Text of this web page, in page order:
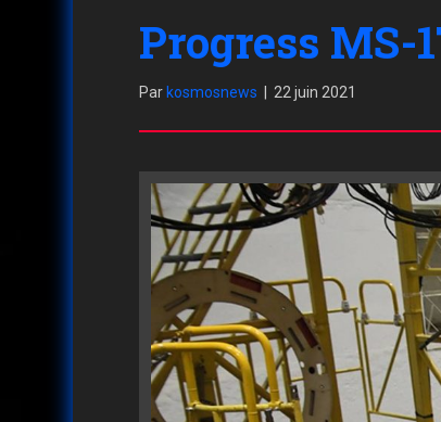
Progress MS-
Par kosmosnews 22 juin 2021